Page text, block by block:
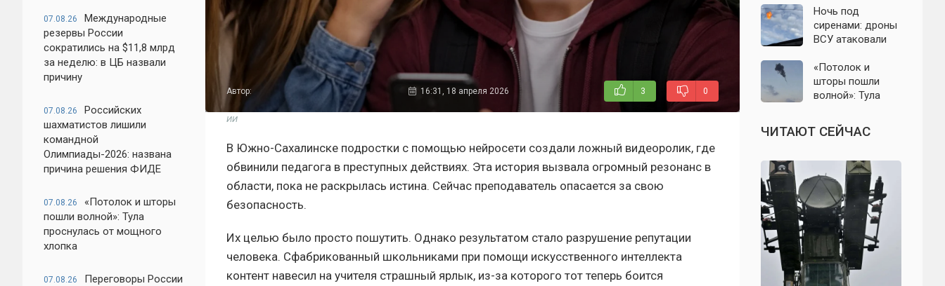
07.08.26
Международные
резервы России
сократились на $11,8 млрд
за неделю: в ЦБ назвали
причину
07.08.26
Российских
шахматистов лишили
командной
Олимпиады-2026: названа
причина решения ФИДЕ
07.08.26
«Потолок и шторы
пошли волной»: Тула
проснулась от мощного
хлопка
07.08.26
Переговоры России
Автор: 16:31, 18 апреля 2026 3 0
ИИ
В Южно-Сахалинске подростки с помощью нейросети создали ложный видеоролик, где
обвинили педагога в преступных действиях. Эта история вызвала огромный резонанс в
области, пока не раскрылась истина. Сейчас преподаватель опасается за свою
безопасность.
Их целью было просто пошутить. Однако результатом стало разрушение репутации
человека. Сфабрикованный школьниками при помощи искусственного интеллекта
контент навесил на учителя страшный ярлык, из-за которого тот теперь боится
сегодня,
07.08.2026
Ночь под
сиренами: дроны
ВСУ атаковали
Евпаторию и
район Сакской
ТЭС
«Потолок и
шторы пошли
волной»: Тула
мощного хлопка
ЧИТАЮТ СЕЙЧАС